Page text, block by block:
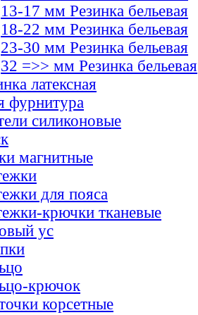
13-17 мм Резинка бельевая
18-22 мм Резинка бельевая
23-30 мм Резинка бельевая
32 =>> мм Резинка бельевая
латексная
фурнитура
силиконовые
магнитные
для пояса
крючки тканевые
ус
крючок
корсетные